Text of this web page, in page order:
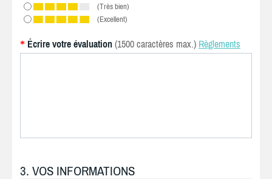
(Très bien)
(Excellent)
* Écrire votre évaluation (1500 caractères max.) Règlements
3. VOS INFORMATIONS